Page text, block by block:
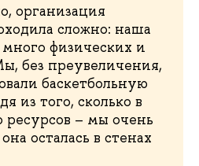
организация
сложно: наша
физических и
без преувеличения,
баскетбольную
из того, сколько в
ресурсов – мы очень
осталась в стенах